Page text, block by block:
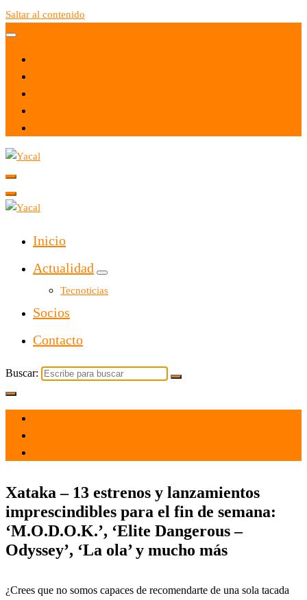
Saltar al contenido
Yacal micro hosting
Inicio
Actualidad
Tecnoticias
Socios
Contacto
Buscar:
Xataka – 13 estrenos y lanzamientos
imprescindibles para el fin de semana:
‘M.O.D.O.K.’, ‘Elite Dangerous –
Odyssey’, ‘La ola’ y mucho más
¿Crees que no somos capaces de recomendarte de una sola tacada